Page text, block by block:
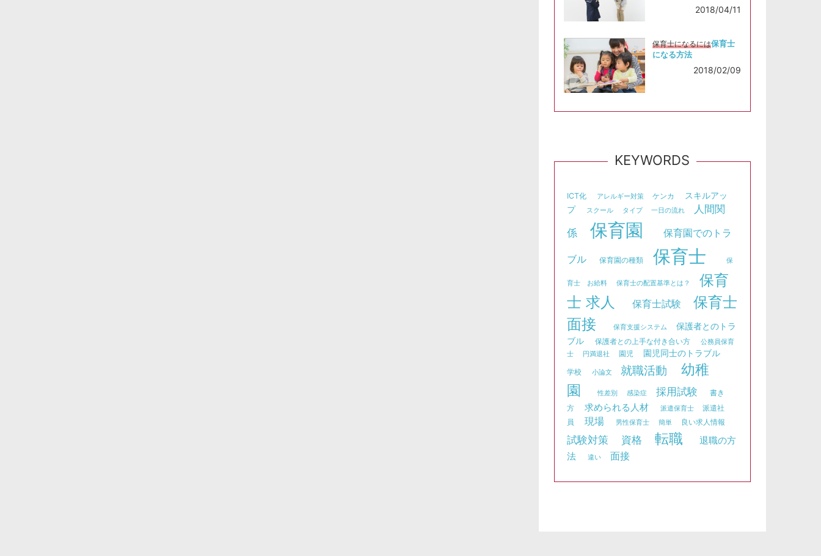
2018/04/11
保育士になるには保育士
になる方法
2018/02/09
KEYWORDS
ICT化 アレルギー対策 ケンカ
スキルアッ
プ
スクール タイプ 一日の流れ
人間関
係
保育園 保育園でのトラ
ブル 保育園の種類 保育士 保
育士 お給料 保育士の配置基準とは？
保育
士 求人
保育士試験
保育士
面接
保育支援システム
保護者とのトラ
ブル
保護者との上手な付き合い方
公務員保育
士
円満退社 園児 園児同士のトラブル
学校 小論文 就職活動
幼稚
園
性差別 感染症 採用試験
書き
方
求められる人材 派遣保育士
派遣社
員
現場 男性保育士 簡単 良い求人情報
試験対策 資格 転職
退職の方
法
違い 面接